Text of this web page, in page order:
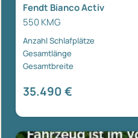
Fendt Bianco Activ
550 KMG
Anzahl Schlafplätze
Gesamtlänge
Gesamtbreite
35.490 €